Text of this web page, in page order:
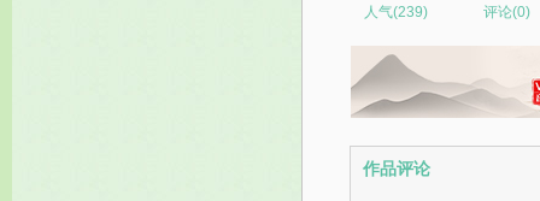
人气(239) 评论(0)
作品评论